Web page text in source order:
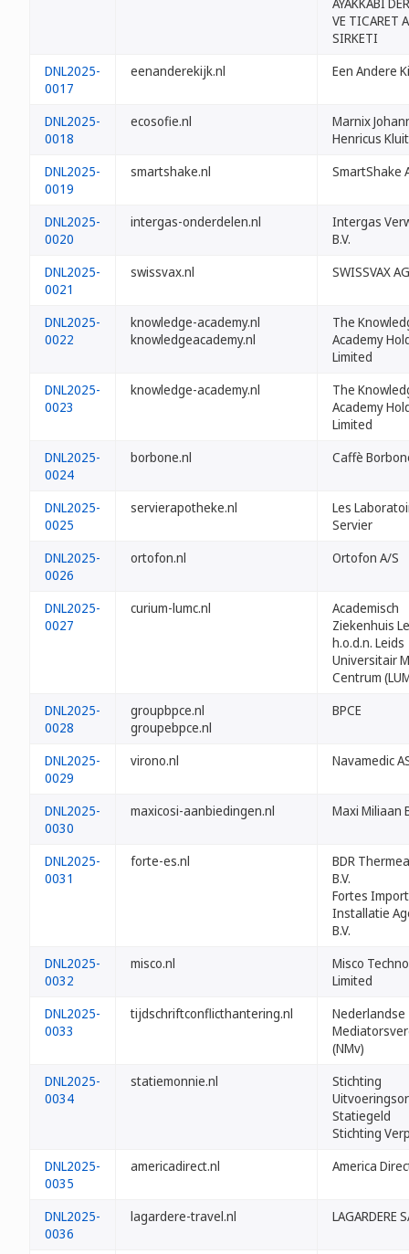
VE TICARET
SIRKETI
DNL2025-
0017
eenanderekijk.nl Een Andere
DNL2025-
0018
ecosofie.nl
Marnix
Henricus
DNL2025-
0019
smartshake.nl SmartShake
DNL2025-
0020
intergas-onderdelen.nl
Intergas
B.V.
DNL2025-
0021
swissvax.nl SWISSVAX AG
DNL2025-
0022
knowledge-academy.nl
knowledgeacademy.nl
The
Academy
Limited
DNL2025-
0023
knowledge-academy.nl
The
Academy
Limited
DNL2025-
0024
borbone.nl Caffè
DNL2025-
0025
servierapotheke.nl
Les
Servier
DNL2025-
0026
ortofon.nl Ortofon A/S
DNL2025-
0027
curium-lumc.nl
Academisch
Ziekenhuis
h.o.d.n. Leids
Universitair
Centrum
DNL2025-
0028
groupbpce.nl
groupebpce.nl
BPCE
DNL2025-
0029
virono.nl Navamedic
DNL2025-
0030
maxicosi-aanbiedingen.nl Maxi Miliaan
DNL2025-
0031
forte-es.nl
BDR
B.V.
Fortes Import
Installatie
B.V.
DNL2025-
0032
misco.nl
Misco
Limited
DNL2025-
0033
tijdschriftconflicthantering.nl
Nederlandse
(NMv)
DNL2025-
0034
statiemonnie.nl
Stichting
Statiegeld
Stichting
DNL2025-
0035
americadirect.nl America
DNL2025-
0036
lagardere-travel.nl LAGARDERE